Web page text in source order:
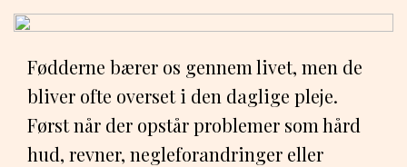
Fødderne bærer os gennem livet, men de
bliver ofte overset i den daglige pleje.
Først når der opstår problemer som hård
hud, revner, negleforandringer eller